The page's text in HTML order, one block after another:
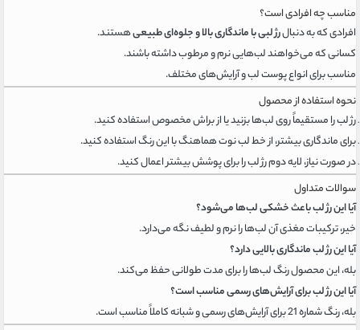
مناسب چه افرادی است؟
افرادی که به دنبالرژ لبی با ماندگاری بالا و جلوه‌ای طبیعیهستند.
کسانی که می‌خواهند لب‌هایی نرم و مرطوب داشته باشند.
مناسب برای انواع پوست لب و آرایش‌های مختلف.
نحوه استفاده از محصول
رژ لب را مستقیماً روی لب‌ها بزنید یا از براش مخصوص استفاده کنید.
برای ماندگاری بیشتر، از خط لب نوت هماهنگ با این رنگ استفاده کنید.
در صورت نیاز، لایه دوم رژ لب را برای پوشش بیشتر اعمال کنید.
سوالات متداول
آیا این رژ لب باعث خشکی لب‌ها می‌شود؟
خیر، ترکیبات مغذی آن لب‌ها را نرم و لطیف نگه می‌دارد.
آیا این رژ لب ماندگاری بالایی دارد؟
بله، این محصول رنگ لب‌ها را برای مدت طولانی حفظ می‌کند.
آیا این رژ لب برای آرایش‌های رسمی مناسب است؟
بله، رنگ شماره 21 برای آرایش‌های رسمی و شبانه کاملاً مناسب است.